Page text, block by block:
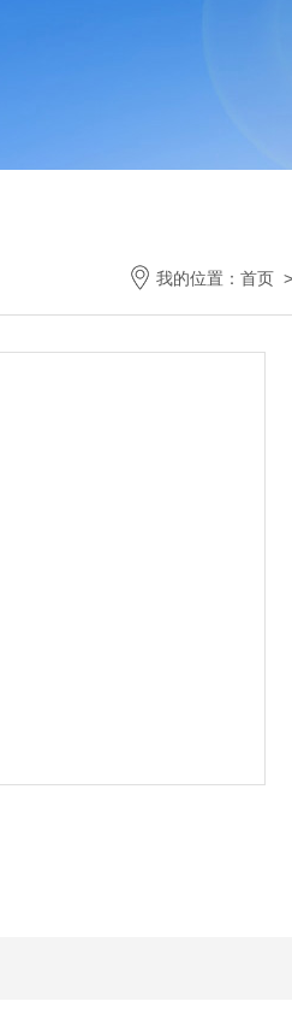
我的位置： 首页 >